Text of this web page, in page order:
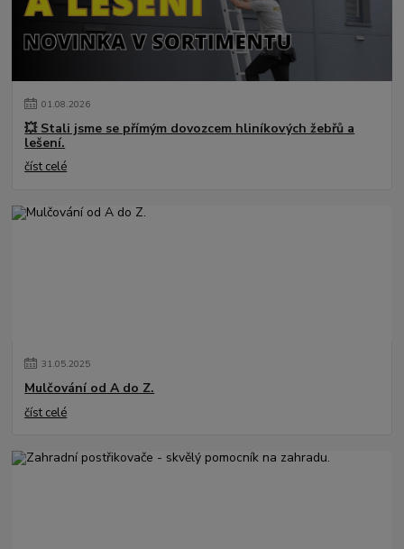
01.08.2026
💥 Stali jsme se přímým dovozcem hliníkových žebřů a
lešení.
číst celé
31.05.2025
Mulčování od A do Z.
číst celé